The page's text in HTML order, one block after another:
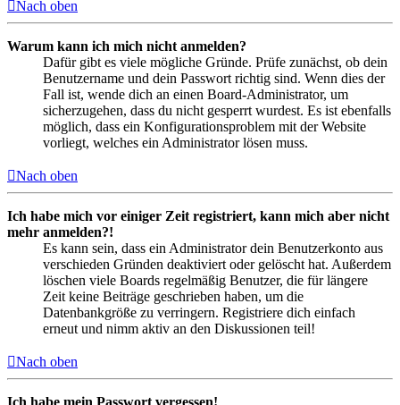
Nach oben
Warum kann ich mich nicht anmelden?
Dafür gibt es viele mögliche Gründe. Prüfe zunächst, ob dein
Benutzername und dein Passwort richtig sind. Wenn dies der
Fall ist, wende dich an einen Board-Administrator, um
sicherzugehen, dass du nicht gesperrt wurdest. Es ist ebenfalls
möglich, dass ein Konfigurationsproblem mit der Website
vorliegt, welches ein Administrator lösen muss.
Nach oben
Ich habe mich vor einiger Zeit registriert, kann mich aber nicht
mehr anmelden?!
Es kann sein, dass ein Administrator dein Benutzerkonto aus
verschieden Gründen deaktiviert oder gelöscht hat. Außerdem
löschen viele Boards regelmäßig Benutzer, die für längere
Zeit keine Beiträge geschrieben haben, um die
Datenbankgröße zu verringern. Registriere dich einfach
erneut und nimm aktiv an den Diskussionen teil!
Nach oben
Ich habe mein Passwort vergessen!